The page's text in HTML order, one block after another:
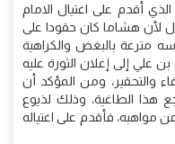
أقدم على اغتيال الامام
هذا القول لأن هشاما كان حقودا على
مترعة بالبغض والكراهية
علي إلى إعلان الثورة عليه
والتحقير، ومن المؤكد أن
الطاغية، وذلك لذيوع
مواهبه، فأقدم على اغتياله